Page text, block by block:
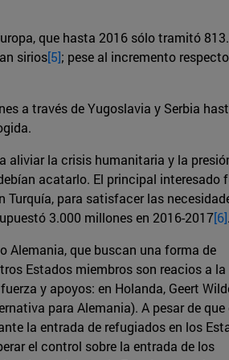
que hasta 2016 sólo tramitó
sirios[5]; pese al incremento
a través de Yugoslavia y Serbia
aliviar la crisis humanitaria y la
acatarlo. El principal interesado
para satisfacer las
3.000 millones en 2016-2017[6].
Alemania, que buscan una forma de
Estados miembros son reacios a la
y apoyos: en Holanda, Geert
para Alemania). A pesar de que
la entrada de refugiados en los
el control sobre la entrada de los